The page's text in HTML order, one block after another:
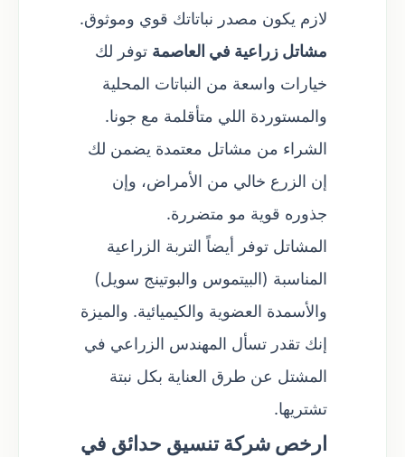
لازم يكون مصدر نباتاتك قوي وموثوق.
مشاتل زراعية في العاصمة توفر لك
خيارات واسعة من النباتات المحلية
والمستوردة اللي متأقلمة مع جونا.
الشراء من مشاتل معتمدة يضمن لك
إن الزرع خالي من الأمراض، وإن
جذوره قوية مو متضررة.
المشاتل توفر أيضاً التربة الزراعية
المناسبة (البيتموس والبوتينج سويل)
والأسمدة العضوية والكيميائية. والميزة
إنك تقدر تسأل المهندس الزراعي في
المشتل عن طرق العناية بكل نبتة
تشتريها.
ارخص شركة تنسيق حدائق في